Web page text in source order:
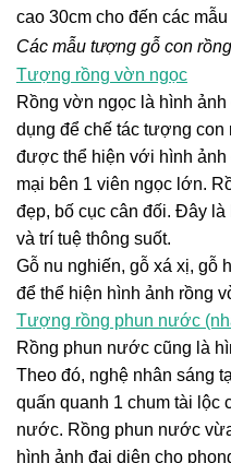
cao 30cm cho đến các
Các mẫu tượng gỗ con
Tượng rồng vờn ngọc
Rồng vờn ngọc là hình
dụng để chế tác tượng
được thể hiện với hình
mại bên 1 viên ngọc lớn.
đẹp, bố cục cân đối. Đây
và trí tuệ thông suốt.
Gỗ nu nghiến, gỗ xá xị,
để thể hiện hình ảnh rồng
Tượng rồng phun nước
Rồng phun nước cũng là
Theo đó, nghệ nhân sáng
quấn quanh 1 chum tài lộc
nước. Rồng phun nước
hình ảnh đại diện cho